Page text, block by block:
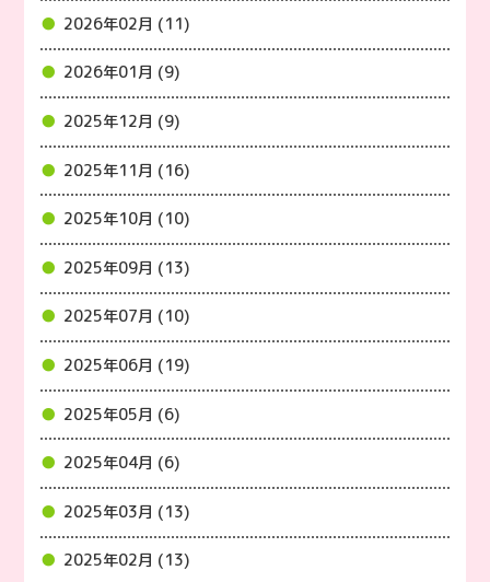
2026年02月 (11)
2026年01月 (9)
2025年12月 (9)
2025年11月 (16)
2025年10月 (10)
2025年09月 (13)
2025年07月 (10)
2025年06月 (19)
2025年05月 (6)
2025年04月 (6)
2025年03月 (13)
2025年02月 (13)